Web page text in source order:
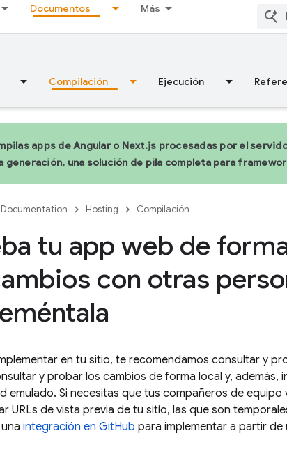
Documentos Más
Compilación Ejecución
apps de Angular o Next.js procesadas por el
generación, una solución de pila completa para
Documentation Hosting Compilación
tu app web de
con otras
en tu sitio, te recomendamos consultar y
y probar los cambios de forma local y,
emulado. Si necesitas que tus compañeros de equipo
URLs de vista previa de tu sitio, las que son
integración en GitHub para implementar a partir